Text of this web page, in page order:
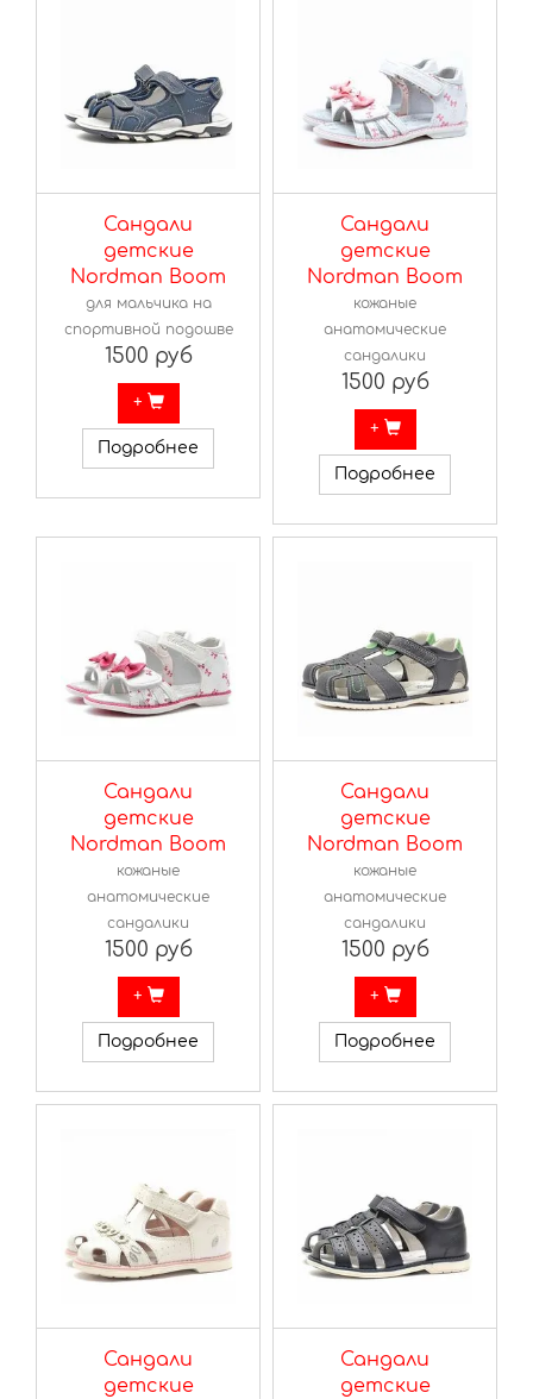
Сандали
детские
Nordman Boom
для мальчика на
спортивной подошве
1500 руб
+
Подробнее
Сандали
детские
Nordman Boom
кожаные
анатомические
сандалики
1500 руб
+
Подробнее
Сандали
детские
Nordman Boom
кожаные
анатомические
сандалики
1500 руб
+
Подробнее
Сандали
детские
Nordman Boom
кожаные
анатомические
сандалики
1500 руб
+
Подробнее
Сандали
детские
Сандали
детские